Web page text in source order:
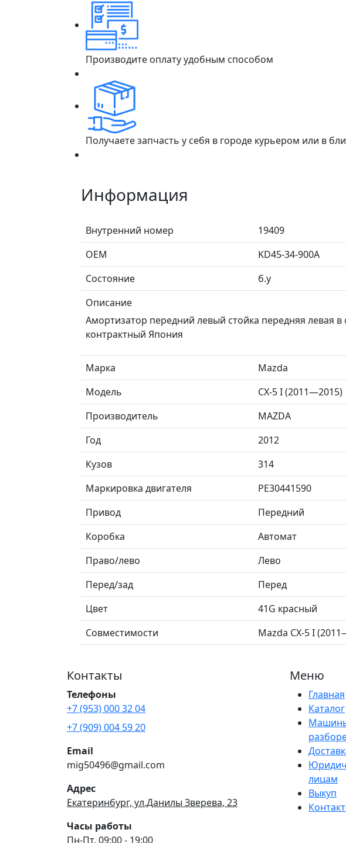
Производите оплату удобным способом
Получаете запчасть у себя в городе курьером или в
Информация
Внутренний номер
19409
ОЕМ
KD45-34-900A
Состояние
б.у
Описание
Амортизатор передний левый стойка передняя
контрактный Япония
Марка
Mazda
Модель
CX-5 I (2011—2015)
Производитель
MAZDA
Год
2012
Кузов
314
Маркировка двигателя
PE30441590
Привод
Передний
Коробка
Автомат
Право/лево
Лево
Перед/зад
Перед
Цвет
41G красный
Совместимости
Mazda CX-5 I
Контакты
Телефоны
+7 (953) 000 32 04
+7 (909) 004 59 20
Email
mig50496@gmail.com
Адрес
Екатеринбург, ул.Данилы Зверева, 23
Часы работы
Пн-Пт, 09:00 - 19:00
Меню
Главная
Каталог
лицам
Выкуп